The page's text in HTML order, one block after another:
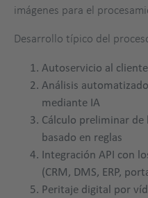
imágenes para el
Desarrollo típico del
Autoservicio al
Análisis
mediante IA
Cálculo preliminar
basado en reglas
Integración API con
(CRM, DMS, ERP,
Peritaje digital por